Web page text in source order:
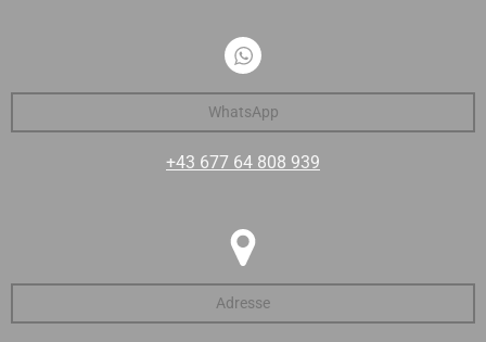
WhatsApp
+43 677 64 808 939
Adresse